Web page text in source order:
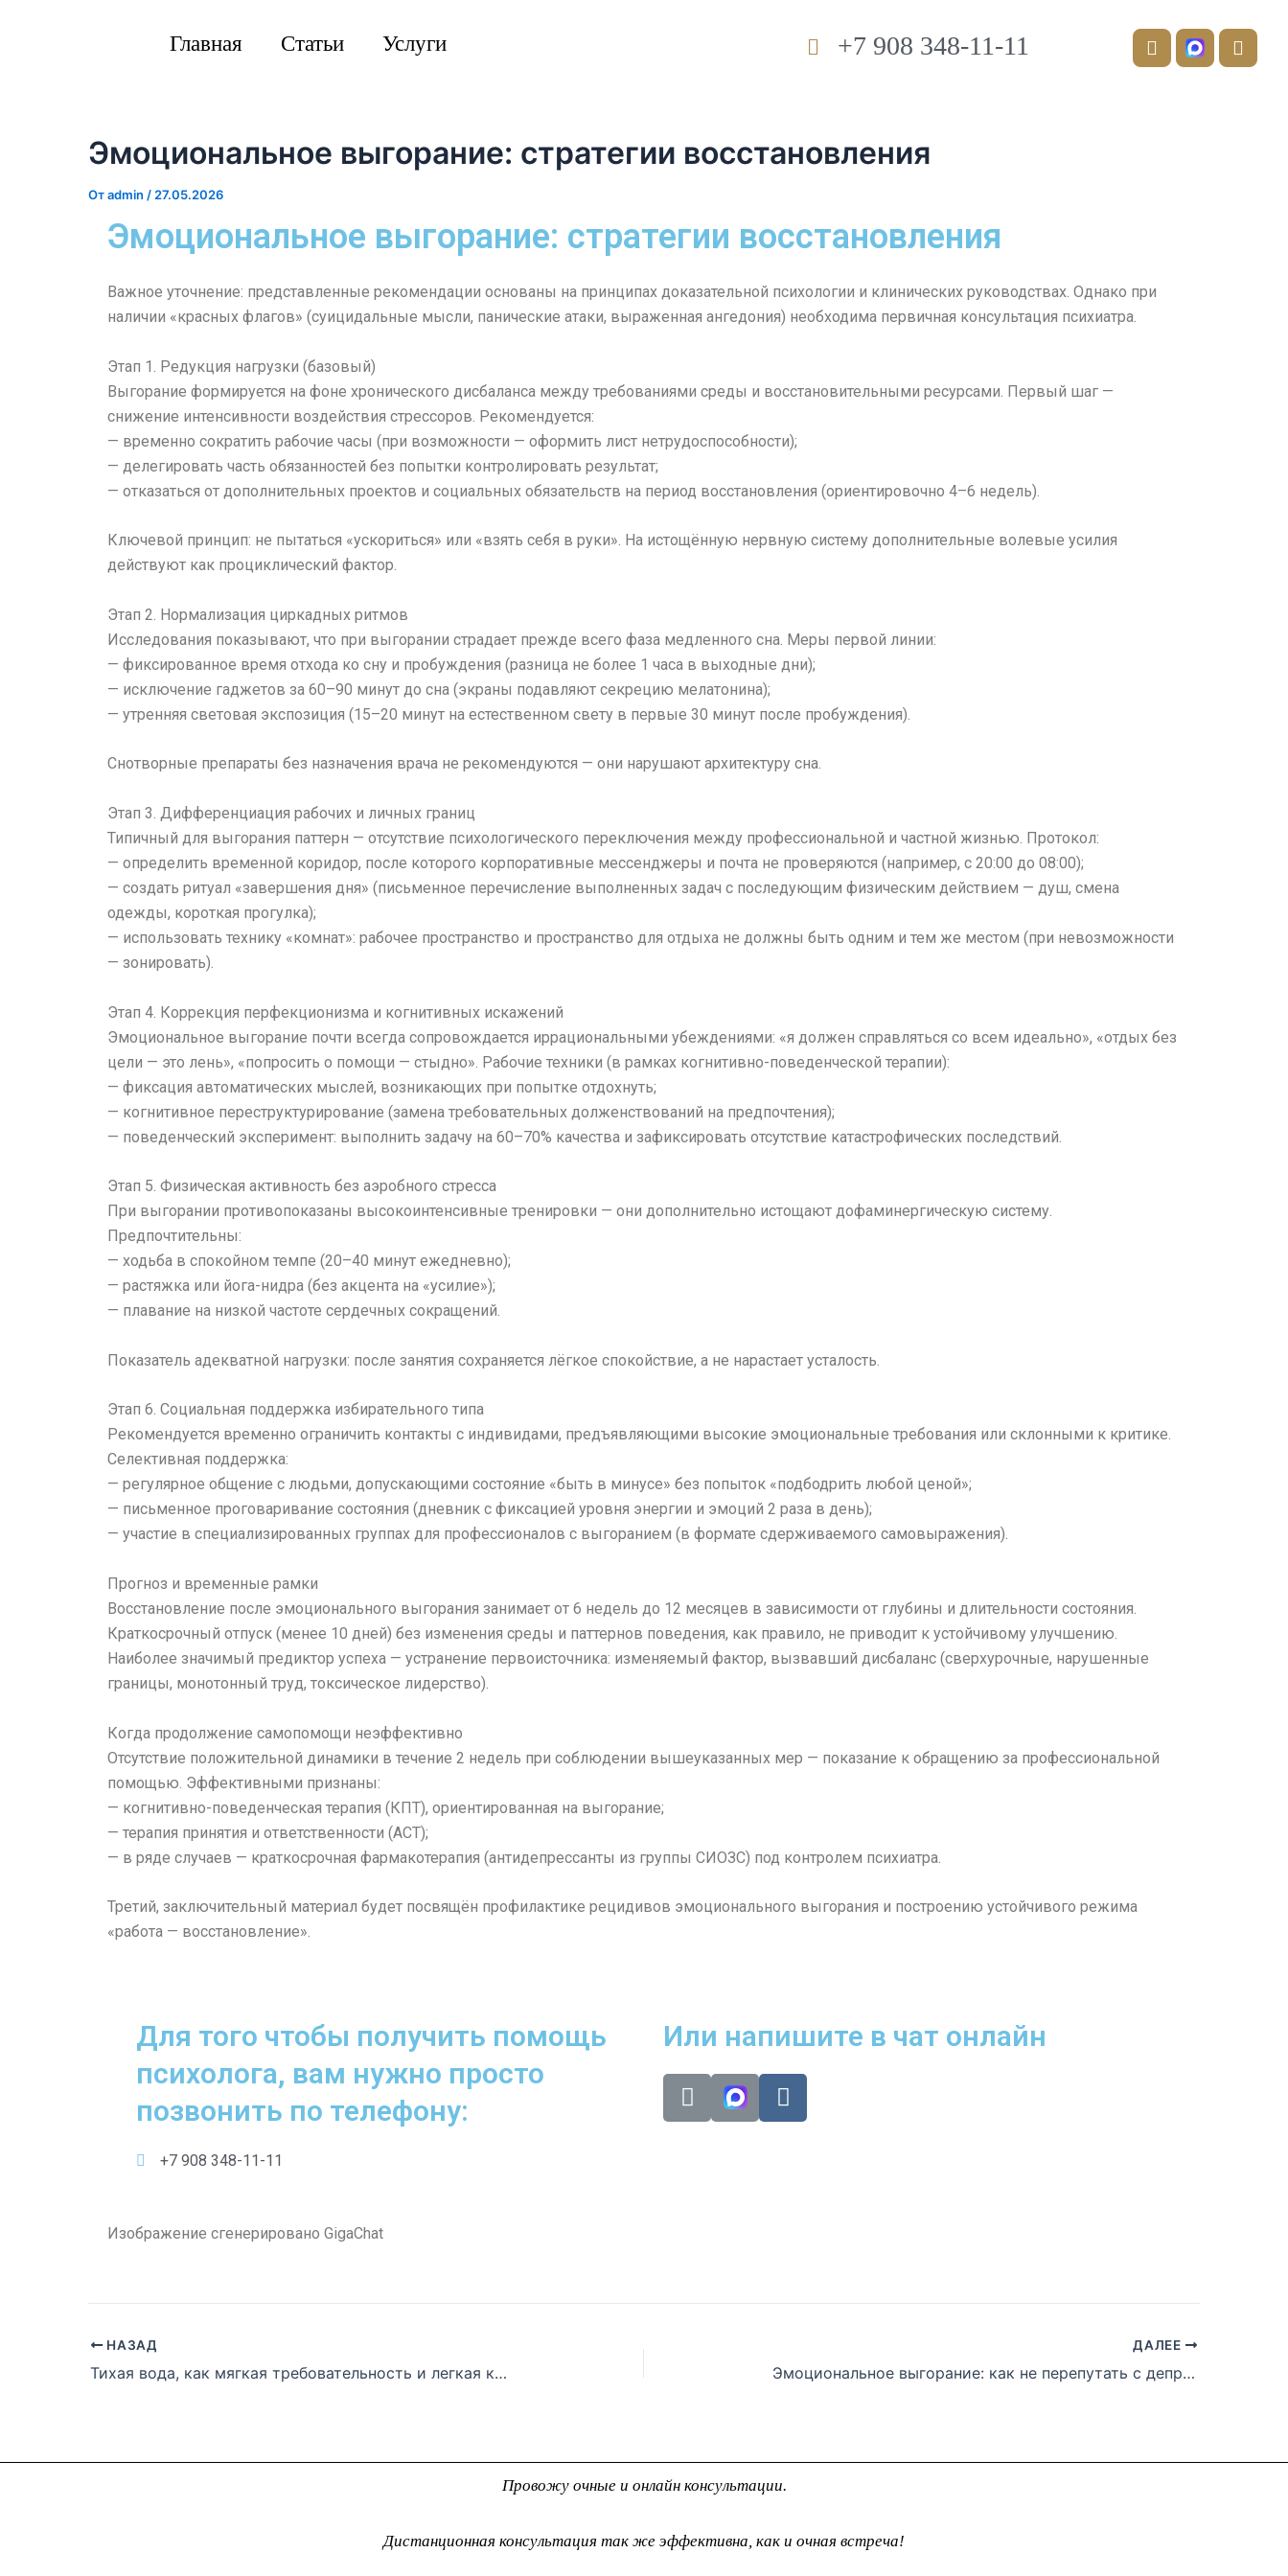
Главная Статьи Услуги +7 908 348-11-11
e
l
k
Эмоциональное выгорание: стратегии восстановления
Отadmin / 27.05.2026
Эмоциональное выгорание: стратегии восстановления
Важное уточнение: представленные рекомендации основаны на принципах доказательной психологии и клинических руководствах. Однако при
наличии «красных флагов» (суицидальные мысли, панические атаки, выраженная ангедония) необходима первичная консультация психиатра.
Этап 1. Редукция нагрузки (базовый)
Выгорание формируется на фоне хронического дисбаланса между требованиями среды и восстановительными ресурсами. Первый шаг —
снижение интенсивности воздействия стрессоров. Рекомендуется:
— временно сократить рабочие часы (при возможности — оформить лист нетрудоспособности);
— делегировать часть обязанностей без попытки контролировать результат;
— отказаться от дополнительных проектов и социальных обязательств на период восстановления (ориентировочно 4–6 недель).
Ключевой принцип: не пытаться «ускориться» или «взять себя в руки». На истощённую нервную систему дополнительные волевые усилия
действуют как проциклический фактор.
Этап 2. Нормализация циркадных ритмов
Исследования показывают, что при выгорании страдает прежде всего фаза медленного сна. Меры первой линии:
— фиксированное время отхода ко сну и пробуждения (разница не более 1 часа в выходные дни);
— исключение гаджетов за 60–90 минут до сна (экраны подавляют секрецию мелатонина);
— утренняя световая экспозиция (15–20 минут на естественном свету в первые 30 минут после пробуждения).
Снотворные препараты без назначения врача не рекомендуются — они нарушают архитектуру сна.
Этап 3. Дифференциация рабочих и личных границ
Типичный для выгорания паттерн — отсутствие психологического переключения между профессиональной и частной жизнью. Протокол:
— определить временной коридор, после которого корпоративные мессенджеры и почта не проверяются (например, с 20:00 до 08:00);
— создать ритуал «завершения дня» (письменное перечисление выполненных задач с последующим физическим действием — душ, смена
одежды, короткая прогулка);
— использовать технику «комнат»: рабочее пространство и пространство для отдыха не должны быть одним и тем же местом (при невозможности
— зонировать).
Этап 4. Коррекция перфекционизма и когнитивных искажений
Эмоциональное выгорание почти всегда сопровождается иррациональными убеждениями: «я должен справляться со всем идеально», «отдых без
цели — это лень», «попросить о помощи — стыдно». Рабочие техники (в рамках когнитивно-поведенческой терапии):
— фиксация автоматических мыслей, возникающих при попытке отдохнуть;
— когнитивное переструктурирование (замена требовательных долженствований на предпочтения);
— поведенческий эксперимент: выполнить задачу на 60–70% качества и зафиксировать отсутствие катастрофических последствий.
Этап 5. Физическая активность без аэробного стресса
При выгорании противопоказаны высокоинтенсивные тренировки — они дополнительно истощают дофаминергическую систему.
Предпочтительны:
— ходьба в спокойном темпе (20–40 минут ежедневно);
— растяжка или йога-нидра (без акцента на «усилие»);
— плавание на низкой частоте сердечных сокращений.
Показатель адекватной нагрузки: после занятия сохраняется лёгкое спокойствие, а не нарастает усталость.
Этап 6. Социальная поддержка избирательного типа
Рекомендуется временно ограничить контакты с индивидами, предъявляющими высокие эмоциональные требования или склонными к критике.
Селективная поддержка:
— регулярное общение с людьми, допускающими состояние «быть в минусе» без попыток «подбодрить любой ценой»;
— письменное проговаривание состояния (дневник с фиксацией уровня энергии и эмоций 2 раза в день);
— участие в специализированных группах для профессионалов с выгоранием (в формате сдерживаемого самовыражения).
Прогноз и временные рамки
Восстановление после эмоционального выгорания занимает от 6 недель до 12 месяцев в зависимости от глубины и длительности состояния.
Краткосрочный отпуск (менее 10 дней) без изменения среды и паттернов поведения, как правило, не приводит к устойчивому улучшению.
Наиболее значимый предиктор успеха — устранение первоисточника: изменяемый фактор, вызвавший дисбаланс (сверхурочные, нарушенные
границы, монотонный труд, токсическое лидерство).
Когда продолжение самопомощи неэффективно
Отсутствие положительной динамики в течение 2 недель при соблюдении вышеуказанных мер — показание к обращению за профессиональной
помощью. Эффективными признаны:
— когнитивно-поведенческая терапия (КПТ), ориентированная на выгорание;
— терапия принятия и ответственности (ACT);
— в ряде случаев — краткосрочная фармакотерапия (антидепрессанты из группы СИОЗС) под контролем психиатра.
Третий, заключительный материал будет посвящён профилактике рецидивов эмоционального выгорания и построению устойчивого режима
«работа — восстановление».
Для того чтобы получить помощь
психолога, вам нужно просто
позвонить по телефону:
+7 908 348-11-11
Или напишите в чат онлайн
T
e
p
V
k
Изображение сгенерировано GigaChat
НАЗАД
Тихая вода, как мягкая требовательность и легкая критика превращают любовь в чувство вины.
ДАЛЕЕ
Эмоциональное выгорание: как не перепутать с депрессией и не навредить себе
Провожу очные и онлайн консультации.
Дистанционная консультация так же эффективна, как и очная встреча!